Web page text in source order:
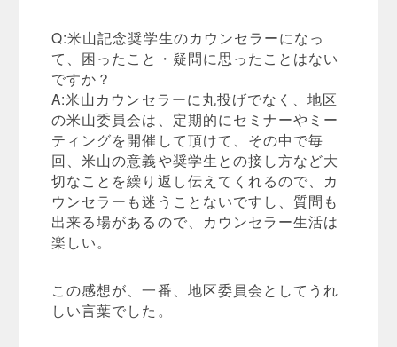
Q:米山記念奨学生のカウンセラーになっ
て、困ったこと・疑問に思ったことはない
ですか？
A:米山カウンセラーに丸投げでなく、地区
の米山委員会は、定期的にセミナーやミー
ティングを開催して頂けて、その中で毎
回、米山の意義や奨学生との接し方など大
切なことを繰り返し伝えてくれるので、カ
ウンセラーも迷うことないですし、質問も
出来る場があるので、カウンセラー生活は
楽しい。
この感想が、一番、地区委員会としてうれ
しい言葉でした。